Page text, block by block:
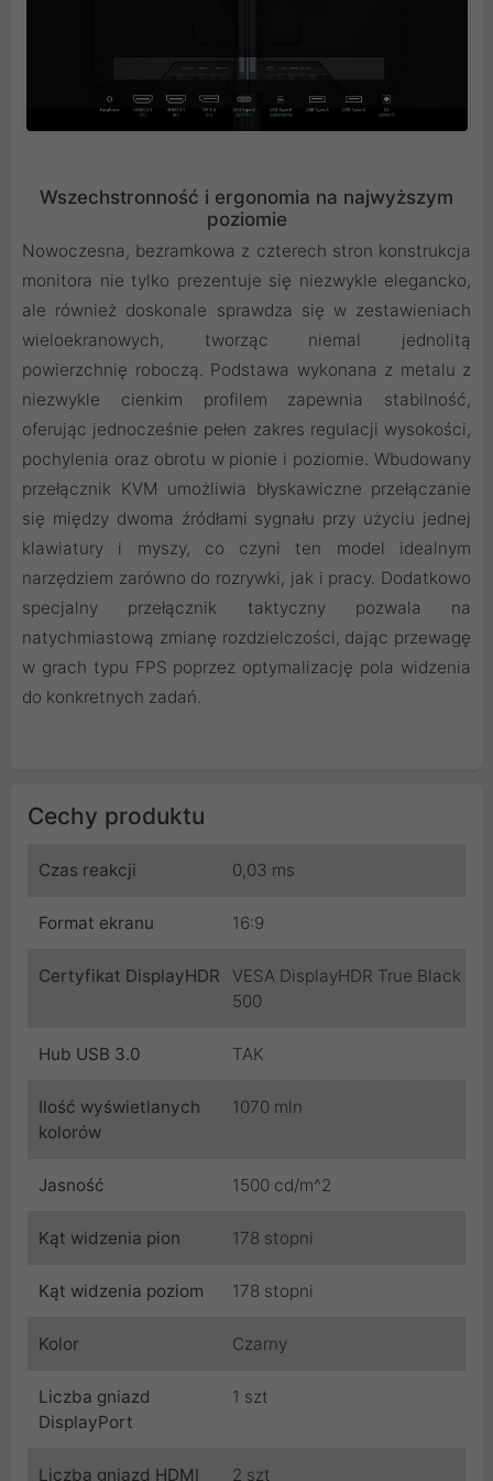
Wszechstronność i ergonomia na najwyższym
poziomie
Nowoczesna, bezramkowa z czterech stron konstrukcja
monitora nie tylko prezentuje się niezwykle elegancko,
ale również doskonale sprawdza się w zestawieniach
wieloekranowych, tworząc niemal jednolitą
powierzchnię roboczą. Podstawa wykonana z metalu z
niezwykle cienkim profilem zapewnia stabilność,
oferując jednocześnie pełen zakres regulacji wysokości,
pochylenia oraz obrotu w pionie i poziomie. Wbudowany
przełącznik KVM umożliwia błyskawiczne przełączanie
się między dwoma źródłami sygnału przy użyciu jednej
klawiatury i myszy, co czyni ten model idealnym
narzędziem zarówno do rozrywki, jak i pracy. Dodatkowo
specjalny przełącznik taktyczny pozwala na
natychmiastową zmianę rozdzielczości, dając przewagę
w grach typu FPS poprzez optymalizację pola widzenia
do konkretnych zadań.
Cechy produktu
Czas reakcji 0,03 ms
Format ekranu 16:9
Certyfikat DisplayHDR
VESA DisplayHDR True Black
500
Hub USB 3.0 TAK
Ilość wyświetlanych
kolorów
1070 mln
Jasność 1500 cd/m^2
Kąt widzenia pion 178 stopni
Kąt widzenia poziom 178 stopni
Kolor Czarny
Liczba gniazd
DisplayPort
1 szt
Liczba gniazd HDMI 2 szt